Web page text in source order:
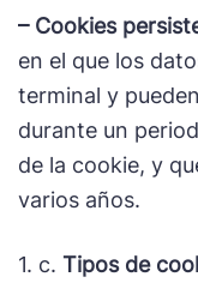
– Cookies
en el que los
terminal y
durante un
de la cookie, y
varios años.
1. c. Tipos de